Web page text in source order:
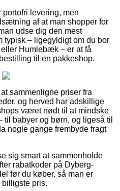
levering, men
af at man shopper for
udse dig den mest
typisk – ligegyldigt om du bor
Humlebæk – er at få
til en pakkeshop.
sammenligne priser fra
og herved har adskillige
været nødt til at mindske
babyer og børn, og ligeså til
nogle gange frembyde fragt
sig smart at sammenholde
rabatkoder på Dyberg-
før du køber, så man er
billigste pris.